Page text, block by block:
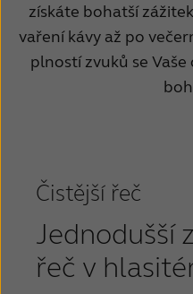
Suomi
získáte bohatší
vaření kávy až po
plností zvuků se
Čistější řeč
Jednodušší
řeč v